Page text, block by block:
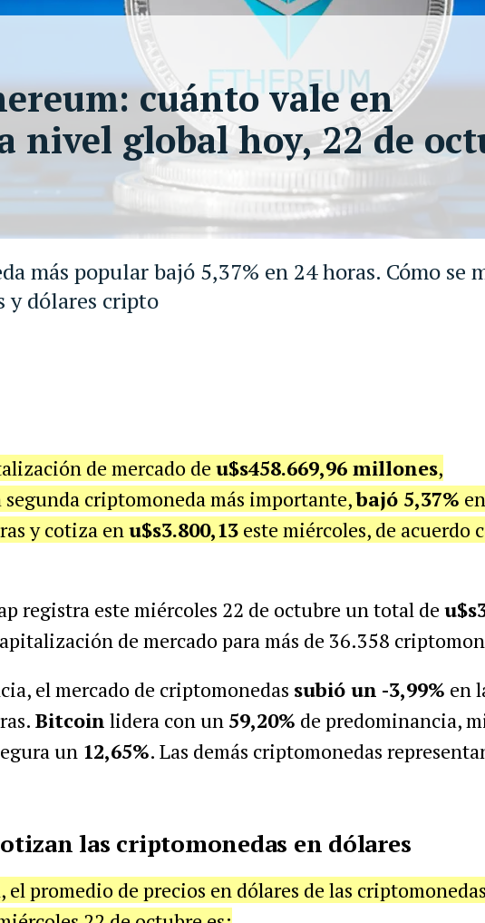
más popular bajó 5,37% en 24 horas. Cómo se
y dólares cripto
cuánto vale en
nivel global hoy, 22 de
de mercado de u$s458.669,96 millones,
segunda criptomoneda más importante,bajó 5,37%
y cotiza enu$s3.800,13este miércoles, de acuerdo
registra este miércoles 22 de octubre un total de
de mercado para más de 36.358
el mercado de criptomonedas subió un -3,99% en
Bitcoin lidera con un 59,20% de predominancia,
un 12,65%. Las demás criptomonedas
las criptomonedas en dólares
promedio de precios en dólares de las